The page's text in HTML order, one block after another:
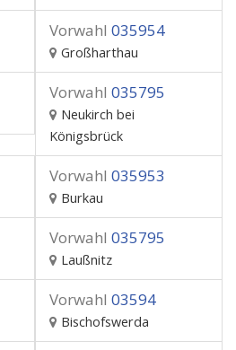
Vorwahl 035954
Großharthau
Vorwahl 035795
Neukirch bei
Königsbrück
Vorwahl 035953
Burkau
Vorwahl 035795
Laußnitz
Vorwahl 03594
Bischofswerda